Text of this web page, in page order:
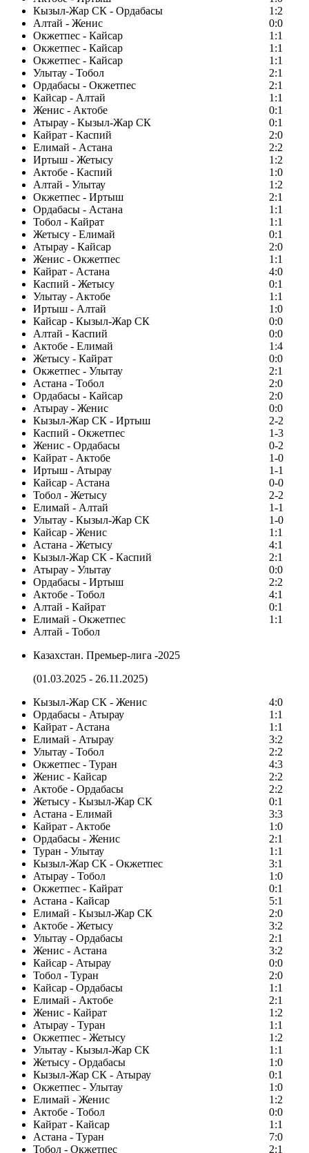
Кызыл-Жар СК - Ордабасы
1:2
Алтай - Женис
0:0
Окжетпес - Кайсар
1:1
Окжетпес - Кайсар
1:1
Окжетпес - Кайсар
1:1
Улытау - Тобол
2:1
Ордабасы - Окжетпес
2:1
Кайсар - Алтай
1:1
Женис - Актобе
0:1
Атырау - Кызыл-Жар СК
0:1
Кайрат - Каспий
2:0
Елимай - Астана
2:2
Иртыш - Жетысу
1:2
Актобе - Каспий
1:0
Алтай - Улытау
1:2
Окжетпес - Иртыш
2:1
Ордабасы - Астана
1:1
Тобол - Кайрат
1:1
Жетысу - Елимай
0:1
Атырау - Кайсар
2:0
Женис - Окжетпес
1:1
Кайрат - Астана
4:0
Каспий - Жетысу
0:1
Улытау - Актобе
1:1
Иртыш - Алтай
1:0
Кайсар - Кызыл-Жар СК
0:0
Алтай - Каспий
0:0
Актобе - Елимай
1:4
Жетысу - Кайрат
0:0
Окжетпес - Улытау
2:1
Астана - Тобол
2:0
Ордабасы - Кайсар
2:0
Атырау - Женис
0:0
Кызыл-Жар СК - Иртыш
2-2
Каспий - Окжетпес
1-3
Женис - Ордабасы
0-2
Кайрат - Актобе
1-0
Иртыш - Атырау
1-1
Кайсар - Астана
0-0
Тобол - Жетысу
2-2
Елимай - Алтай
1-1
Улытау - Кызыл-Жар СК
1-0
Кайсар - Женис
1:1
Астана - Жетысу
4:1
Кызыл-Жар СК - Каспий
2:1
Атырау - Улытау
0:0
Ордабасы - Иртыш
2:2
Актобе - Тобол
4:1
Алтай - Кайрат
0:1
Елимай - Окжетпес
1:1
Алтай - Тобол
Казахстан. Премьер-лига -2025
(01.03.2025 - 26.11.2025)
Кызыл-Жар СК - Женис
4:0
Ордабасы - Атырау
1:1
Кайрат - Астана
1:1
Елимай - Атырау
3:2
Улытау - Тобол
2:2
Окжетпес - Туран
4:3
Женис - Кайсар
2:2
Актобе - Ордабасы
2:2
Жетысу - Кызыл-Жар СК
0:1
Астана - Елимай
3:3
Кайрат - Актобе
1:0
Ордабасы - Женис
2:1
Туран - Улытау
1:1
Кызыл-Жар СК - Окжетпес
3:1
Атырау - Тобол
1:0
Окжетпес - Кайрат
0:1
Астана - Кайсар
5:1
Елимай - Кызыл-Жар СК
2:0
Актобе - Жетысу
3:2
Улытау - Ордабасы
2:1
Женис - Астана
3:2
Кайсар - Атырау
0:0
Тобол - Туран
2:0
Кайсар - Ордабасы
1:1
Елимай - Актобе
2:1
Женис - Кайрат
1:2
Атырау - Туран
1:1
Окжетпес - Жетысу
1:2
Улытау - Кызыл-Жар СК
1:1
Жетысу - Ордабасы
1:0
Кызыл-Жар СК - Атырау
0:1
Окжетпес - Улытау
1:0
Елимай - Женис
1:2
Актобе - Тобол
0:0
Кайрат - Кайсар
1:1
Астана - Туран
7:0
Тобол - Окжетпес
2:1